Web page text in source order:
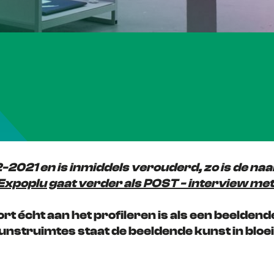
en is inmiddels verouderd, zo is de
gaat verder als POST - interview
écht aan het profileren is als een
staat de beeldende kunst in